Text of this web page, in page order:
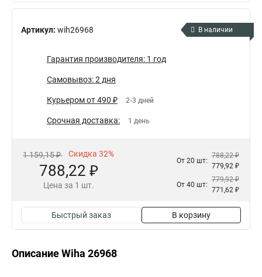
Артикул: wih26968 В наличии
Гарантия производителя: 1 год
Самовывоз: 2 дня
Курьером от 490 ₽ 2-3 дней
Срочная доставка: 1 день
1 159,15 ₽ Скидка 32%
788,22 ₽
Цена за 1 шт.
От 20 шт:
788,22 ₽
779,92 ₽
От 40 шт:
779,92 ₽
771,62 ₽
Быстрый заказ В корзину
Описание Wiha 26968